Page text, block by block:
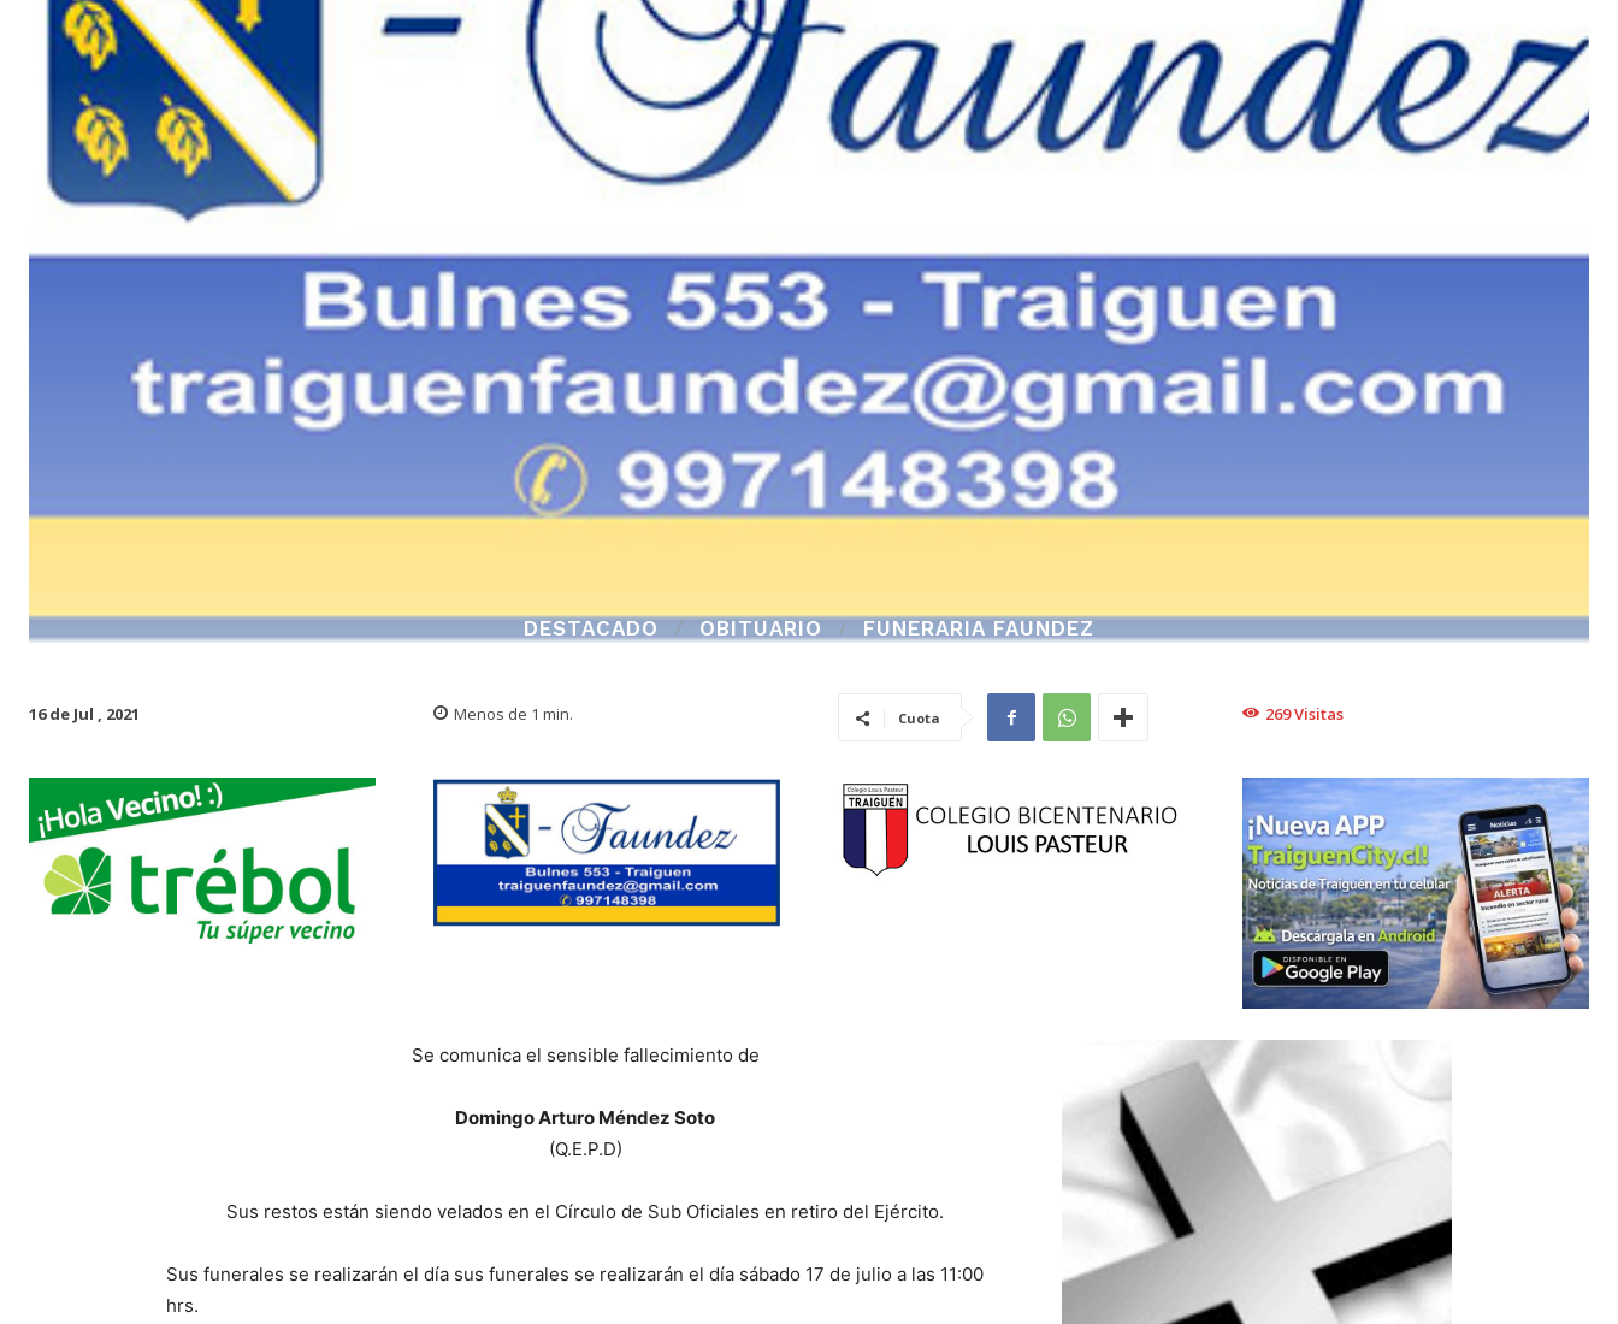
DESTACADO OBITUARIO FUNERARIA FAUNDEZ
16 de Jul , 2021 Menos de 1 min. Cuota 269Visitas
Se comunica el sensible fallecimiento de
Domingo Arturo Méndez Soto
(Q.E.P.D)
Sus restos están siendo velados en el Círculo de Sub Oficiales en retiro del Ejército.
Sus funerales se realizarán el día sus funerales se realizarán el día sábado 17 de julio a las 11:00
hrs.